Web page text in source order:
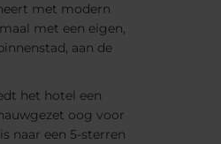
met modern
met een eigen,
aan de
het hotel een
oog voor
naar een 5-sterren